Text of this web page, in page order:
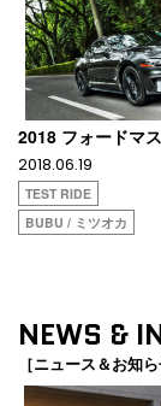
2018 フォードマ
2018.06.19
TEST RIDE
BUBU / ミツオカ
NEWS &
［ニュース＆お知ら